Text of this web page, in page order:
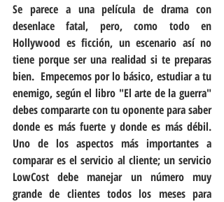
Se parece a una película de drama con
desenlace fatal, pero, como todo en
Hollywood es ficción, un escenario así no
tiene porque ser una realidad si te preparas
bien.  Empecemos por lo básico, estudiar a tu
enemigo, según el libro "El arte de la guerra"
debes compararte con tu oponente para saber
donde es más fuerte y donde es más débil.
Uno de los aspectos más importantes a
comparar es el servicio al cliente; un servicio
LowCost debe manejar un número muy
grande de clientes todos los meses para